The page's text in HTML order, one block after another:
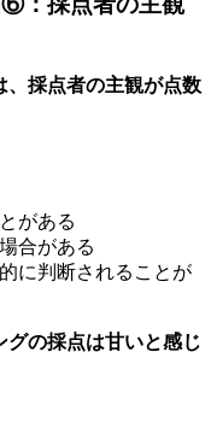
、採点者の主観が点数
がある
合がある
に判断されることが
グの採点は甘いと感じ